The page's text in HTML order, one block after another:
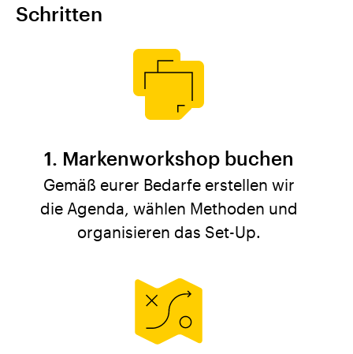
Schritten
Markenworkshop buchen
Gemäß eurer Bedarfe erstellen wir
die Agenda, wählen Methoden und
organisieren das Set-Up.